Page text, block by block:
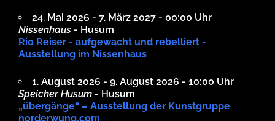
24. Mai 2026 - 7. März 2027 - 00:00 Uhr
Nissenhaus - Husum
Rio Reiser - aufgewacht und rebelliert -
Ausstellung im Nissenhaus
1. August 2026 - 9. August 2026 - 10:00 Uhr
Speicher Husum - Husum
„übergänge“ – Ausstellung der Kunstgruppe
norderwung.com